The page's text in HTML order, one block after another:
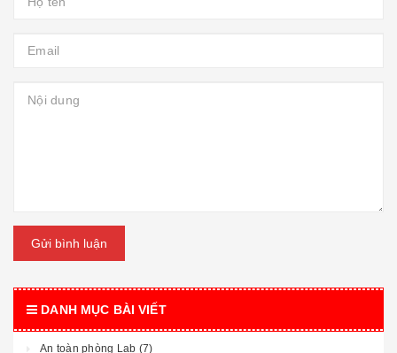
Gửi bình luận
DANH MỤC BÀI VIẾT
An toàn phòng Lab (7)